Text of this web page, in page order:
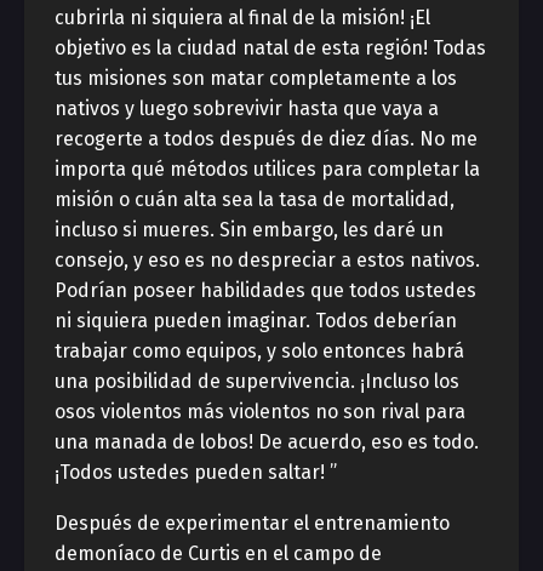
cubrirla ni siquiera al final de la misión! ¡El
objetivo es la ciudad natal de esta región! Todas
tus misiones son matar completamente a los
nativos y luego sobrevivir hasta que vaya a
recogerte a todos después de diez días. No me
importa qué métodos utilices para completar la
misión o cuán alta sea la tasa de mortalidad,
incluso si mueres. Sin embargo, les daré un
consejo, y eso es no despreciar a estos nativos.
Podrían poseer habilidades que todos ustedes
ni siquiera pueden imaginar. Todos deberían
trabajar como equipos, y solo entonces habrá
una posibilidad de supervivencia. ¡Incluso los
osos violentos más violentos no son rival para
una manada de lobos! De acuerdo, eso es todo.
¡Todos ustedes pueden saltar! ”
Después de experimentar el entrenamiento
demoníaco de Curtis en el campo de